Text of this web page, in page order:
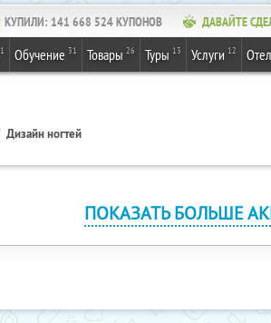
КУПИЛИ: 141 668 524КУПОНОВ ДАВАЙТЕ
1 Обучение 31 Товары 26 Туры 13 Услуги 12
Дизайн ногтей
ПОКАЗАТЬ БОЛЬШЕ